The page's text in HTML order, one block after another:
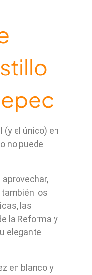
(y el único) en
no puede
también los
las
la Reforma y
elegante
en blanco y